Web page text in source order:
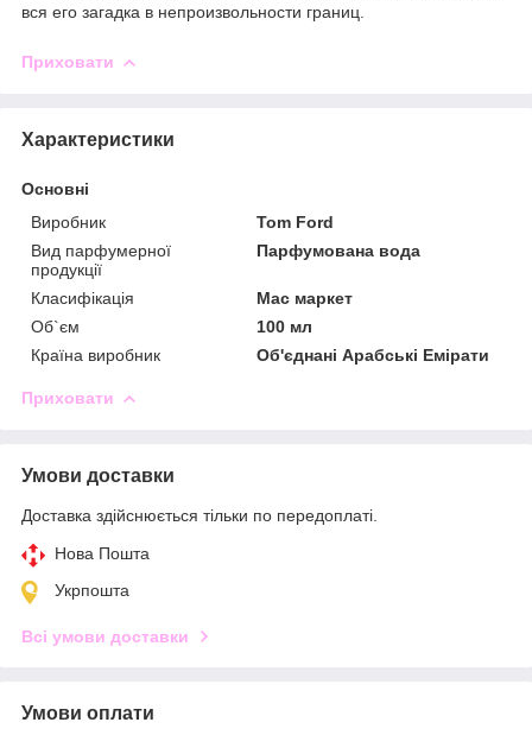
вся его загадка в непроизвольности границ.
Приховати
Характеристики
Основні
Виробник
Tom Ford
Вид парфумерної
продукції
Парфумована вода
Класифікація
Мас маркет
Об`єм
100 мл
Країна виробник
Об'єднані Арабські Емірати
Приховати
Умови доставки
Доставка здійснюється тільки по передоплаті.
Нова Пошта
Укрпошта
Всі умови доставки
Умови оплати